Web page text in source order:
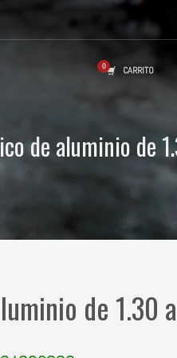
CARRITO
de aluminio de
de 1.30